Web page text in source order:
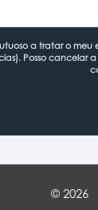
a tratar o
Posso cancelar
© 2026